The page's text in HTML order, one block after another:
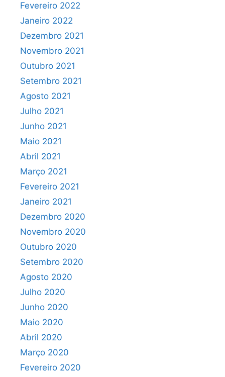
Fevereiro 2022
Janeiro 2022
Dezembro 2021
Novembro 2021
Outubro 2021
Setembro 2021
Agosto 2021
Julho 2021
Junho 2021
Maio 2021
Abril 2021
Março 2021
Fevereiro 2021
Janeiro 2021
Dezembro 2020
Novembro 2020
Outubro 2020
Setembro 2020
Agosto 2020
Julho 2020
Junho 2020
Maio 2020
Abril 2020
Março 2020
Fevereiro 2020